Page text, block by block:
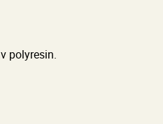
polyresin.